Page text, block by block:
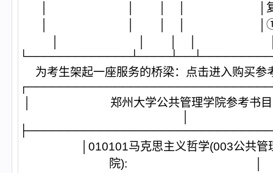
│ │ │ │ │复试科
│ │ │ │ │①行政
为考生架起一座服务的桥梁： 点击进入购买参
│ 郑州大学公共管理学院
│010101马克思主义哲学(003公共管
院): │